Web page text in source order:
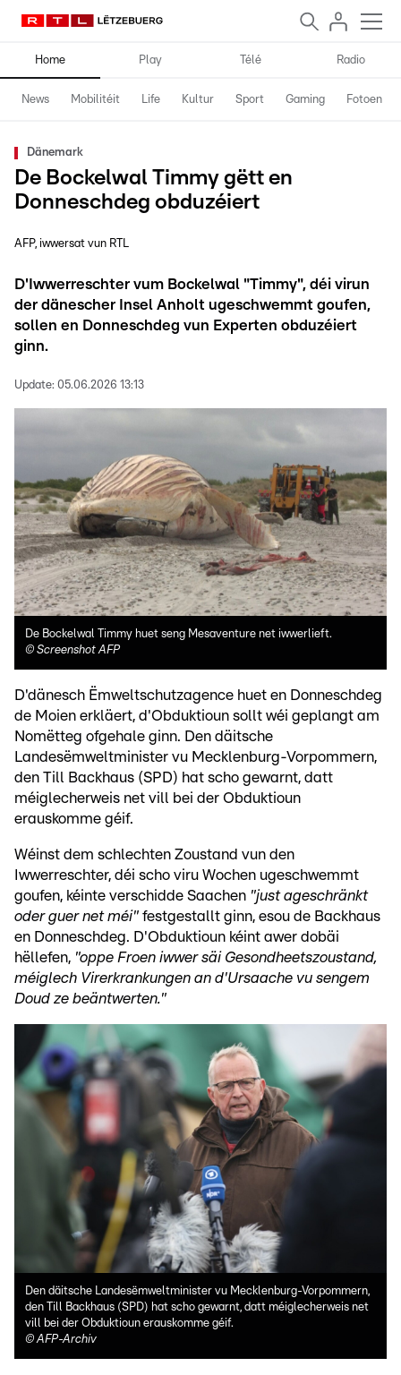
Home Play Télé Radio
News Mobilitéit Life Kultur Sport Gaming Fotoen
Dänemark
De Bockelwal Timmy gëtt en
Donneschdeg obduzéiert
AFP, iwwersat vun RTL
D'Iwwerreschter vum Bockelwal "Timmy", déi virun
der dänescher Insel Anholt ugeschwemmt goufen,
sollen en Donneschdeg vun Experten obduzéiert
ginn.
Update: 05.06.2026 13:13
De Bockelwal Timmy huet seng Mesaventure net iwwerlieft.
© Screenshot AFP
D'dänesch Ëmweltschutzagence huet en Donneschdeg
de Moien erkläert, d'Obduktioun sollt wéi geplangt am
Nomëtteg ofgehale ginn. Den däitsche
Landesëmweltminister vu Mecklenburg-Vorpommern,
den Till Backhaus (SPD) hat scho gewarnt, datt
méiglecherweis net vill bei der Obduktioun
erauskomme géif.
Wéinst dem schlechten Zoustand vun den
Iwwerreschter, déi scho viru Wochen ugeschwemmt
goufen, kéinte verschidde Saachen "just ageschränkt
oder guer net méi" festgestallt ginn, esou de Backhaus
en Donneschdeg. D'Obduktioun kéint awer dobäi
hëllefen, "oppe Froen iwwer säi Gesondheetszoustand,
méiglech Virerkrankungen an d'Ursaache vu sengem
Doud ze beäntwerten."
Den däitsche Landesëmweltminister vu Mecklenburg-Vorpommern,
den Till Backhaus (SPD) hat scho gewarnt, datt méiglecherweis net
vill bei der Obduktioun erauskomme géif.
©AFP-Archiv